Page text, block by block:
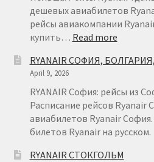
дешевых авиабилетов
рейсы авиакомпании
купить… Read more:
RYANAIR СОФИЯ,
April 9, 2026
RYANAIR София: рейсы из
Расписание рейсов Ryanair
авиабилетов Ryanair
билетов Ryanair на русском.
RYANAIR СТОКГОЛЬМ